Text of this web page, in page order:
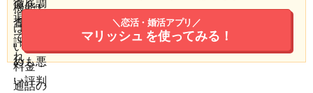
＼恋活・婚活アプリ／
マリッシュ を使ってみる！